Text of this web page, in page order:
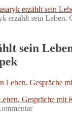
erzählt sein
erzählt sein Leben.
sein
Gespräche mit